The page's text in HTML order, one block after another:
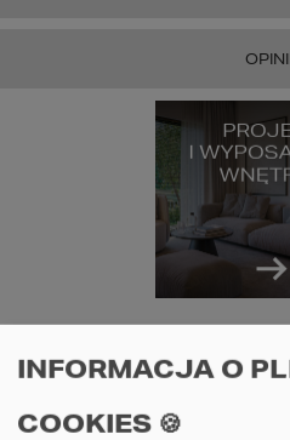
OSTATNIO
INFORMACJA O
COOKIES 🍪